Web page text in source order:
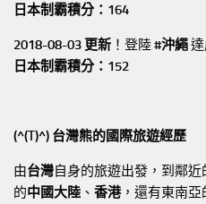
日本制霸積分：164
2018-08-03 更新 ！登陸#沖繩
日本制霸積分：152
(^(T)^) 台灣熊的國際旅遊經歷
由台灣自身的旅遊出發，到鄰近
的中國大陸 、 香港，還有東南亞